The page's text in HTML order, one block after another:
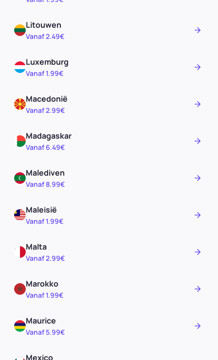
Litouwen
Vanaf 2.49€
Luxemburg
Vanaf 1.99€
Macedonië
Vanaf 2.99€
Madagaskar
Vanaf 6.49€
Malediven
Vanaf 8.99€
Maleisië
Vanaf 1.99€
Malta
Vanaf 2.99€
Marokko
Vanaf 1.99€
Maurice
Vanaf 5.99€
Mexico